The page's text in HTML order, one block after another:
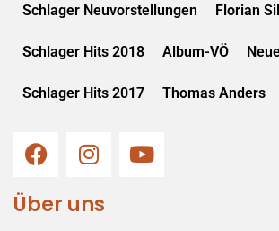
Schlager Neuvorstellungen Florian
Schlager Hits 2018 Album-VÖ
Schlager Hits 2017 Thomas Anders
Über uns